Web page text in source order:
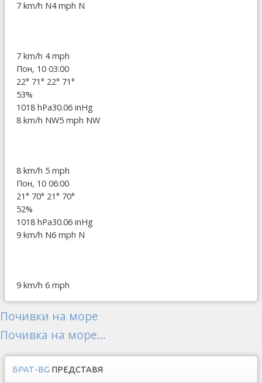
7 km/h N4 mph N
7 km/h 4 mph
Пон, 10 03:00
22° 71° 22° 71°
53%
1018 hPa30.06 inHg
8 km/h NW5 mph NW
8 km/h 5 mph
Пон, 10 06:00
21° 70° 21° 70°
52%
1018 hPa30.06 inHg
9 km/h N6 mph N
9 km/h 6 mph
Почивки на море
Почивка на море...
БРАТ-BG ПРЕДСТАВЯ